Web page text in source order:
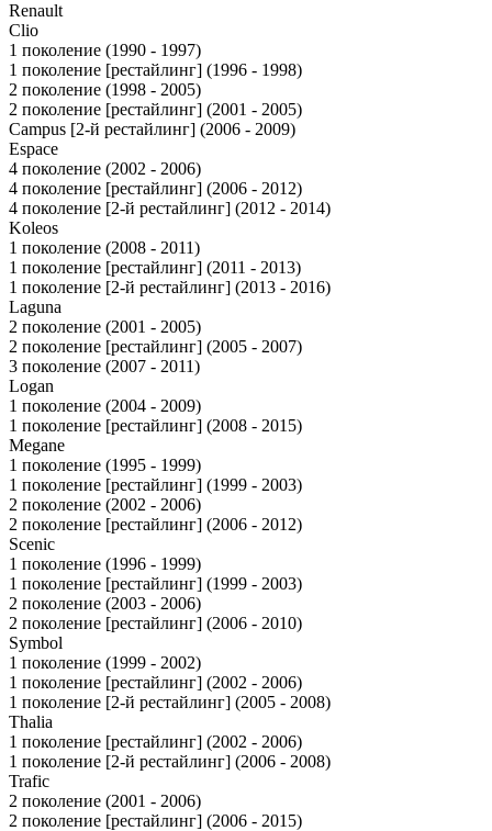
Renault
Clio
1 поколение (1990 - 1997)
1 поколение [рестайлинг] (1996 - 1998)
2 поколение (1998 - 2005)
2 поколение [рестайлинг] (2001 - 2005)
Campus [2-й рестайлинг] (2006 - 2009)
Espace
4 поколение (2002 - 2006)
4 поколение [рестайлинг] (2006 - 2012)
4 поколение [2-й рестайлинг] (2012 - 2014)
Koleos
1 поколение (2008 - 2011)
1 поколение [рестайлинг] (2011 - 2013)
1 поколение [2-й рестайлинг] (2013 - 2016)
Laguna
2 поколение (2001 - 2005)
2 поколение [рестайлинг] (2005 - 2007)
3 поколение (2007 - 2011)
Logan
1 поколение (2004 - 2009)
1 поколение [рестайлинг] (2008 - 2015)
Megane
1 поколение (1995 - 1999)
1 поколение [рестайлинг] (1999 - 2003)
2 поколение (2002 - 2006)
2 поколение [рестайлинг] (2006 - 2012)
Scenic
1 поколение (1996 - 1999)
1 поколение [рестайлинг] (1999 - 2003)
2 поколение (2003 - 2006)
2 поколение [рестайлинг] (2006 - 2010)
Symbol
1 поколение (1999 - 2002)
1 поколение [рестайлинг] (2002 - 2006)
1 поколение [2-й рестайлинг] (2005 - 2008)
Thalia
1 поколение [рестайлинг] (2002 - 2006)
1 поколение [2-й рестайлинг] (2006 - 2008)
Trafic
2 поколение (2001 - 2006)
2 поколение [рестайлинг] (2006 - 2015)